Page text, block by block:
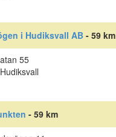
i Hudiksvall AB - 59 km
55
- 59 km